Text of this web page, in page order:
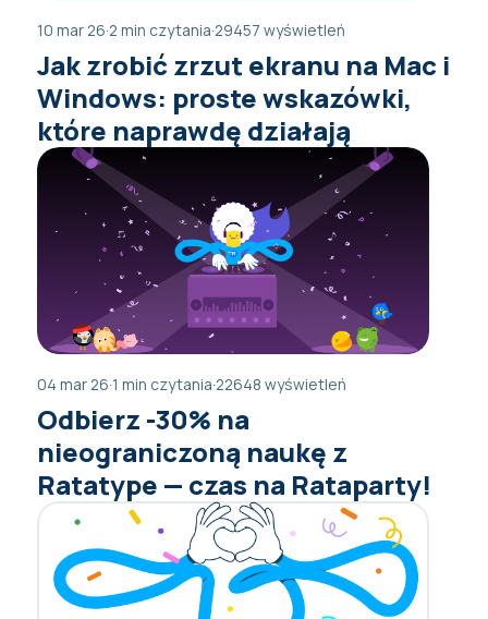
10 mar 26·2 min czytania·29457 wyświetleń
Jak zrobić zrzut ekranu na Mac i
Windows: proste wskazówki,
które naprawdę działają
04 mar 26·1 min czytania·22648 wyświetleń
Odbierz -30% na
nieograniczoną naukę z
Ratatype — czas na Rataparty!